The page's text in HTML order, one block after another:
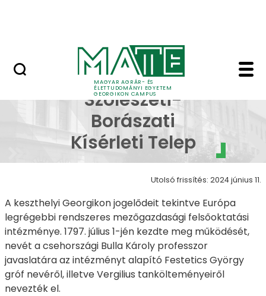
MAGYAR AGRÁR- ÉS
ÉLETTUDOMÁNYI EGYETEM
GEORGIKON CAMPUS
Cserszegtomaji
Cserszegtomaji
Szőlészeti-
Borászati
Kísérleti Telep
Utolsó frissítés: 2024 június 11.
A keszthelyi Georgikon jogelődeit tekintve Európa
legrégebbi rendszeres mezőgazdasági felsőoktatási
intézménye. 1797. július 1-jén kezdte meg működését,
nevét a csehországi Bulla Károly professzor
javaslatára az intézményt alapító Festetics György
gróf nevéről, illetve Vergilius tankölteményeiről
nevezték el.